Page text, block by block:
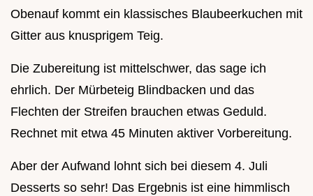
Obenauf kommt ein klassisches Blaubeerkuchen mit
Gitter aus knusprigem Teig.
Die Zubereitung ist mittelschwer, das sage ich
ehrlich. Der Mürbeteig Blindbacken und das
Flechten der Streifen brauchen etwas Geduld.
Rechnet mit etwa 45 Minuten aktiver Vorbereitung.
Aber der Aufwand lohnt sich bei diesem 4. Juli
Desserts so sehr! Das Ergebnis ist eine himmlisch